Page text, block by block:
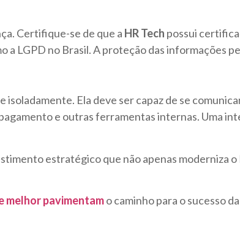
Certifique-se de que a HR Tech possui
LGPD no Brasil. A proteção das informações
isoladamente. Ela deve ser capaz de se
e outras ferramentas internas. Uma
estratégico que não apenas moderniza
melhor pavimentamo caminho para o sucesso